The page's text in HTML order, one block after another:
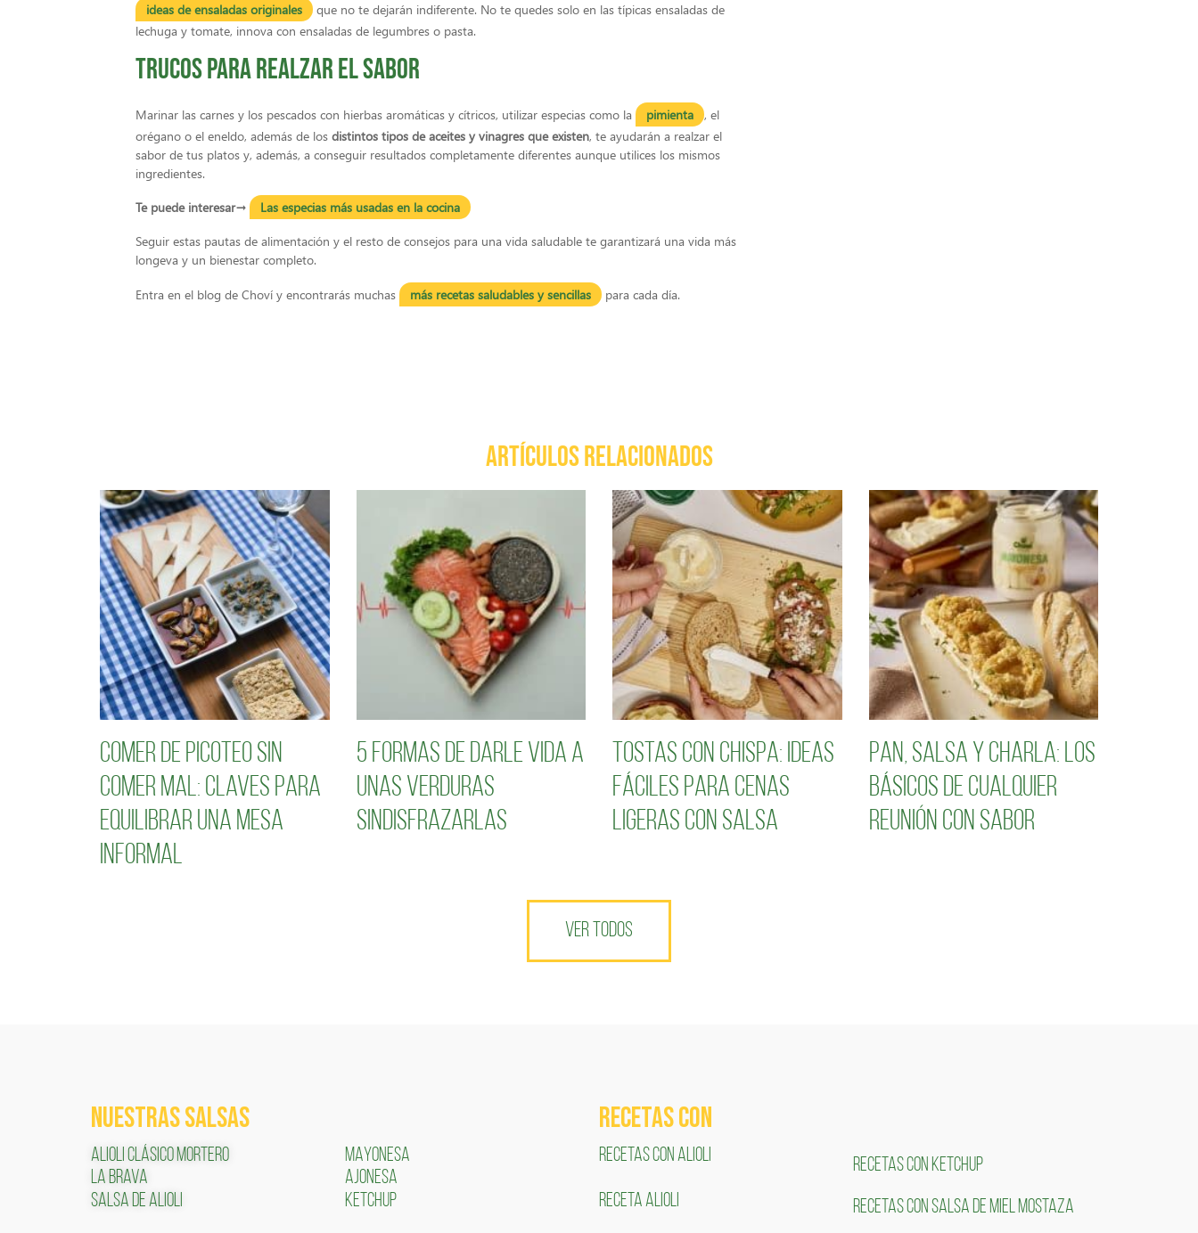
ideas de ensaladas originales
que no te dejarán indiferente. No te quedes solo en las típicas ensaladas de
lechuga y tomate, innova con ensaladas de legumbres o pasta.
Trucos para realzar el sabor
Marinar las carnes y los pescados con hierbas aromáticas y cítricos, utilizar especias como la pimienta
, el
orégano o el eneldo, además de los distintos tipos de aceites y vinagres que existen, te ayudarán a realzar el
sabor de tus platos y, además, a conseguir resultados completamente diferentes aunque utilices los mismos
ingredientes.
Te puede interesar→ Las especias más usadas en la cocina
Seguir estas pautas de alimentación y el resto de consejos para una vida saludable te garantizará una vida más
longeva y un bienestar completo.
Entra en el blog de Choví y encontrarás muchas más recetas saludables y sencillas para cada día.
ARTÍCULOS RELACIONADOS
Comer de picoteo sin
comer mal: claves para
equilibrar una mesa
informal
5 formas de darle vida a
unas verduras
sindisfrazarlas
Tostas con chispa: ideas
fáciles para cenas
ligeras con salsa
Pan, salsa y charla: los
básicos de cualquier
reunión con sabor
VER TODOS
NUESTRAS SALSAS
ALIOLI CLÁSICO MORTERO
LA BRAVA
SALSA DE ALIOLI
MAYONESA
AJONESA
KETCHUP
RECETAS COn
RECETAS CON ALIOLI
RECETA ALIOLI
RECETAS CON KETCHUP
RECETAS CON SALSA DE MIEL MOSTAZA